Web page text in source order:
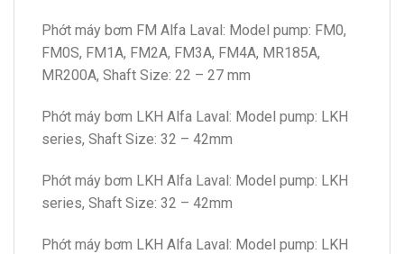
Phớt máy bơm FM Alfa Laval: Model pump: FM0,
FM0S, FM1A, FM2A, FM3A, FM4A, MR185A,
MR200A, Shaft Size: 22 – 27 mm
Phớt máy bơm LKH Alfa Laval: Model pump: LKH
series, Shaft Size: 32 – 42mm
Phớt máy bơm LKH Alfa Laval: Model pump: LKH
series, Shaft Size: 32 – 42mm
Phớt máy bơm LKH Alfa Laval: Model pump: LKH